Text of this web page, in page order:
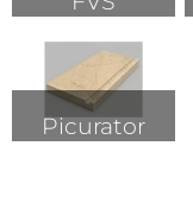
Picurator